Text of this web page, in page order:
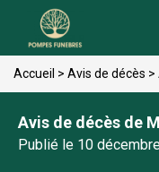
Accueil > Avis de décès >
Avis de décès de
Publié le 10